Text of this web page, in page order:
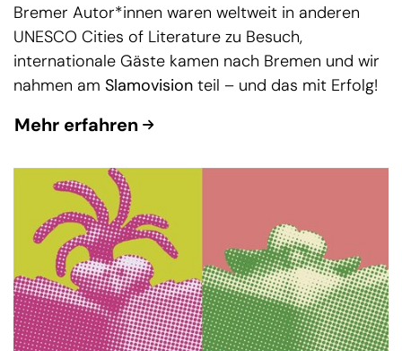
Bremer Autor*innen waren weltweit in anderen
UNESCO Cities of Literature zu Besuch,
internationale Gäste kamen nach Bremen und wir
nahmen am Slamovision teil – und das mit Erfolg!
Mehr erfahren